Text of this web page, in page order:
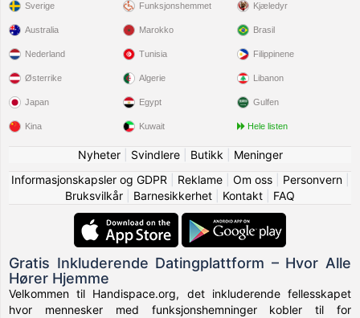
Sverige Funksjonshemmet Kjæledyr
Australia
Nederland
Østerrike
Japan
Kina
Marokko
Tunisia
Algerie
Egypt
Kuwait
Brasil
Filippinene
Libanon
Gulfen
Hele listen
Nyheter| Svindlere| Butikk
Meninger
Informasjonskapsler og GDPR
Reklame| Om oss| Personvern|
Bruksvilkår
Barnesikkerhet Kontakt FAQ
Gratis Inkluderende Datingplattform – Hvor Alle
Hører Hjemme
Velkommen til Handispace.org, det inkluderende fellesskapet
hvor mennesker med funksjonshemninger kobler til for